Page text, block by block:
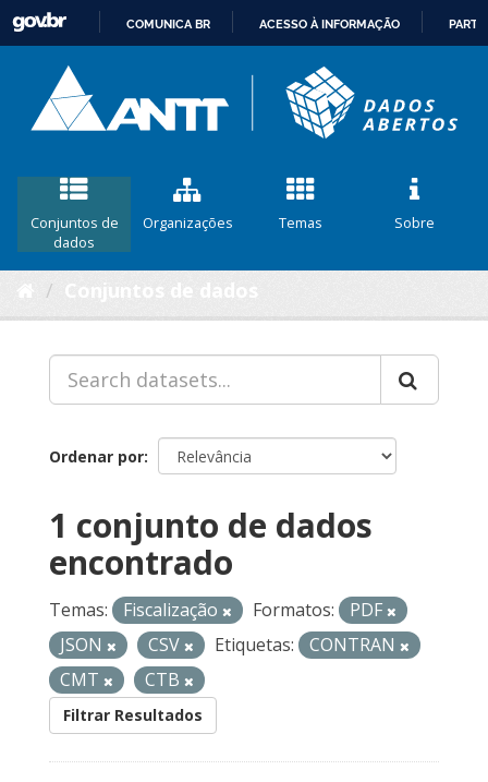
CONTEÚDO
COMUNICA BR ACESSO À INFORMAÇÃO
Conjuntos de
dados
Organizações Temas Sobre
Ordenar por
1 conjunto de dados
encontrado
Temas: Fiscalização Formatos:
PDF
JSON
CSV Etiquetas:
CONTRAN
CMT
CTB
Filtrar Resultados